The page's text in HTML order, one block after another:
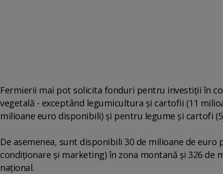
Fermierii mai pot solicita fonduri pentru investiţii în
vegetală - exceptând legumicultura şi cartofii (11
milioane euro disponibili) şi pentru legume şi cartofi
De asemenea, sunt disponibili 30 de milioane de
condiţionare şi marketing) în zona montană şi 326 de
naţional.